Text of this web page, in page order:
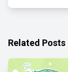
Related Posts